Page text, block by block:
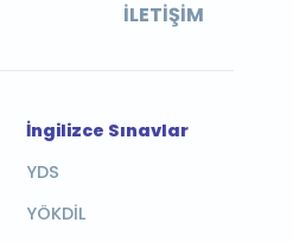
İLETIŞIM
İngilizce Sınavlar
YDS
YÖKDİL